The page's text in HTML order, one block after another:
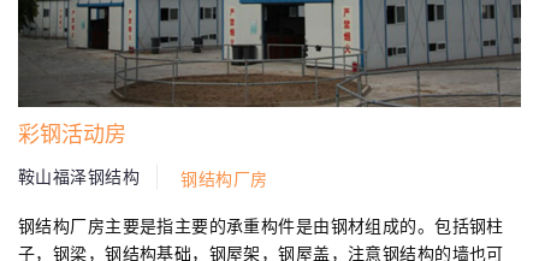
彩钢活动房
鞍山福泽钢结构 钢结构厂房
钢结构厂房主要是指主要的承重构件是由钢材组成的。包括钢柱
子，钢梁，钢结构基础，钢屋架，钢屋盖，注意钢结构的墙也可